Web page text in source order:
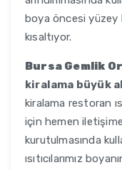
boya öncesi yüzey
kısaltıyor.
Bursa Gemlik
kiralama büyük
kiralama restoran
için hemen
kurutulmasında
ısıtıcılarımız